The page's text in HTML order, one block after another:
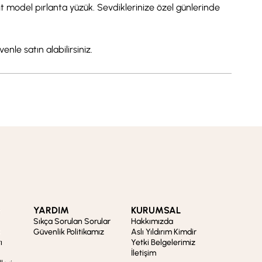
model pırlanta yüzük. Sevdiklerinize özel günlerinde
satın alabilirsiniz.
YARDIM
Sıkça Sorulan Sorular
Güvenlik Politikamız
KURUMSAL
Hakkımızda
Aslı Yıldırım Kimdir
Yetki Belgelerimiz
İletişim